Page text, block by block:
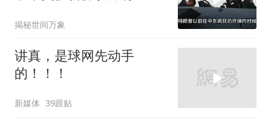
揭秘世间万象
讲真，是球网先动手
的！！！
新媒体 39跟贴